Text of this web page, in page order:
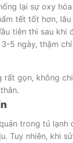
lại sự oxy
tết tốt hơn,
tiên thì sau khi
5 ngày, thậm chí
gọn, không
trong tủ lạnh
Tuy nhiên, khi